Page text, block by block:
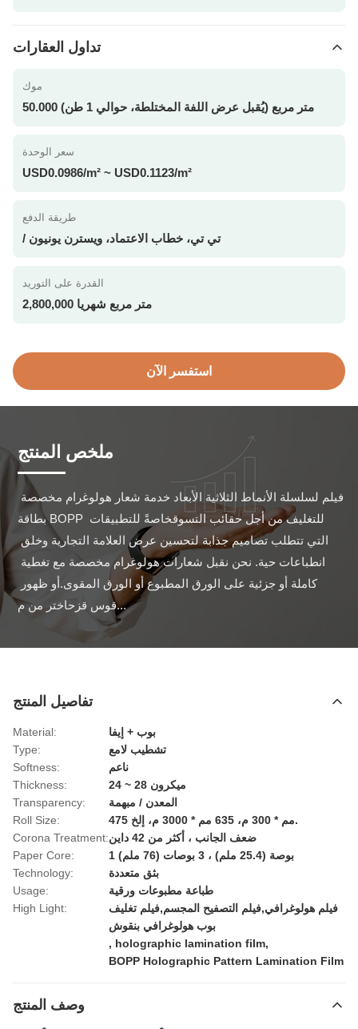
تداول العقارات
موك
50.000 متر مربع (يُقبل عرض اللفة المختلطة، حوالي 1 طن)
سعر الوحدة
USD0.0986/m² ~ USD0.1123/m²
طريقة الدفع
/ تي تي، خطاب الاعتماد، ويسترن يونيون
القدرة على التوريد
2,800,000 متر مربع شهريا
استفسر الآن
ملخص المنتج
بطاقة BOPP للتغليف من أجل حقائب التسوقخاصةً للتطبيقات
التي تتطلب تصاميم جذابة لتحسين عرض العلامة التجارية وخلق
قوس قزحاختر من م...
تفاصيل المنتج
Material:
بوب + إيفا
Type:
تشطيب لامع
Softness:
ناعم
Thickness:
24 ~ 28 ميكرون
Transparency:
المعدن / مبهمة
Roll Size:
475 مم * 300 م، 635 مم * 3000 م، إلخ.
Corona Treatment:
ضعف الجانب ، أكثر من 42 داين
Paper Core:
1 بوصة (25.4 ملم) ، 3 بوصات (76 ملم)
Technology:
بثق متعددة
Usage:
طباعة مطبوعات ورقية
High Light:
فيلم هولوغرافي,فيلم التصفيح المجسم,فيلم تغليف
بوب هولوغرافي بنقوش
, holographic lamination film,
BOPP Holographic Pattern Lamination Film
وصف المنتج